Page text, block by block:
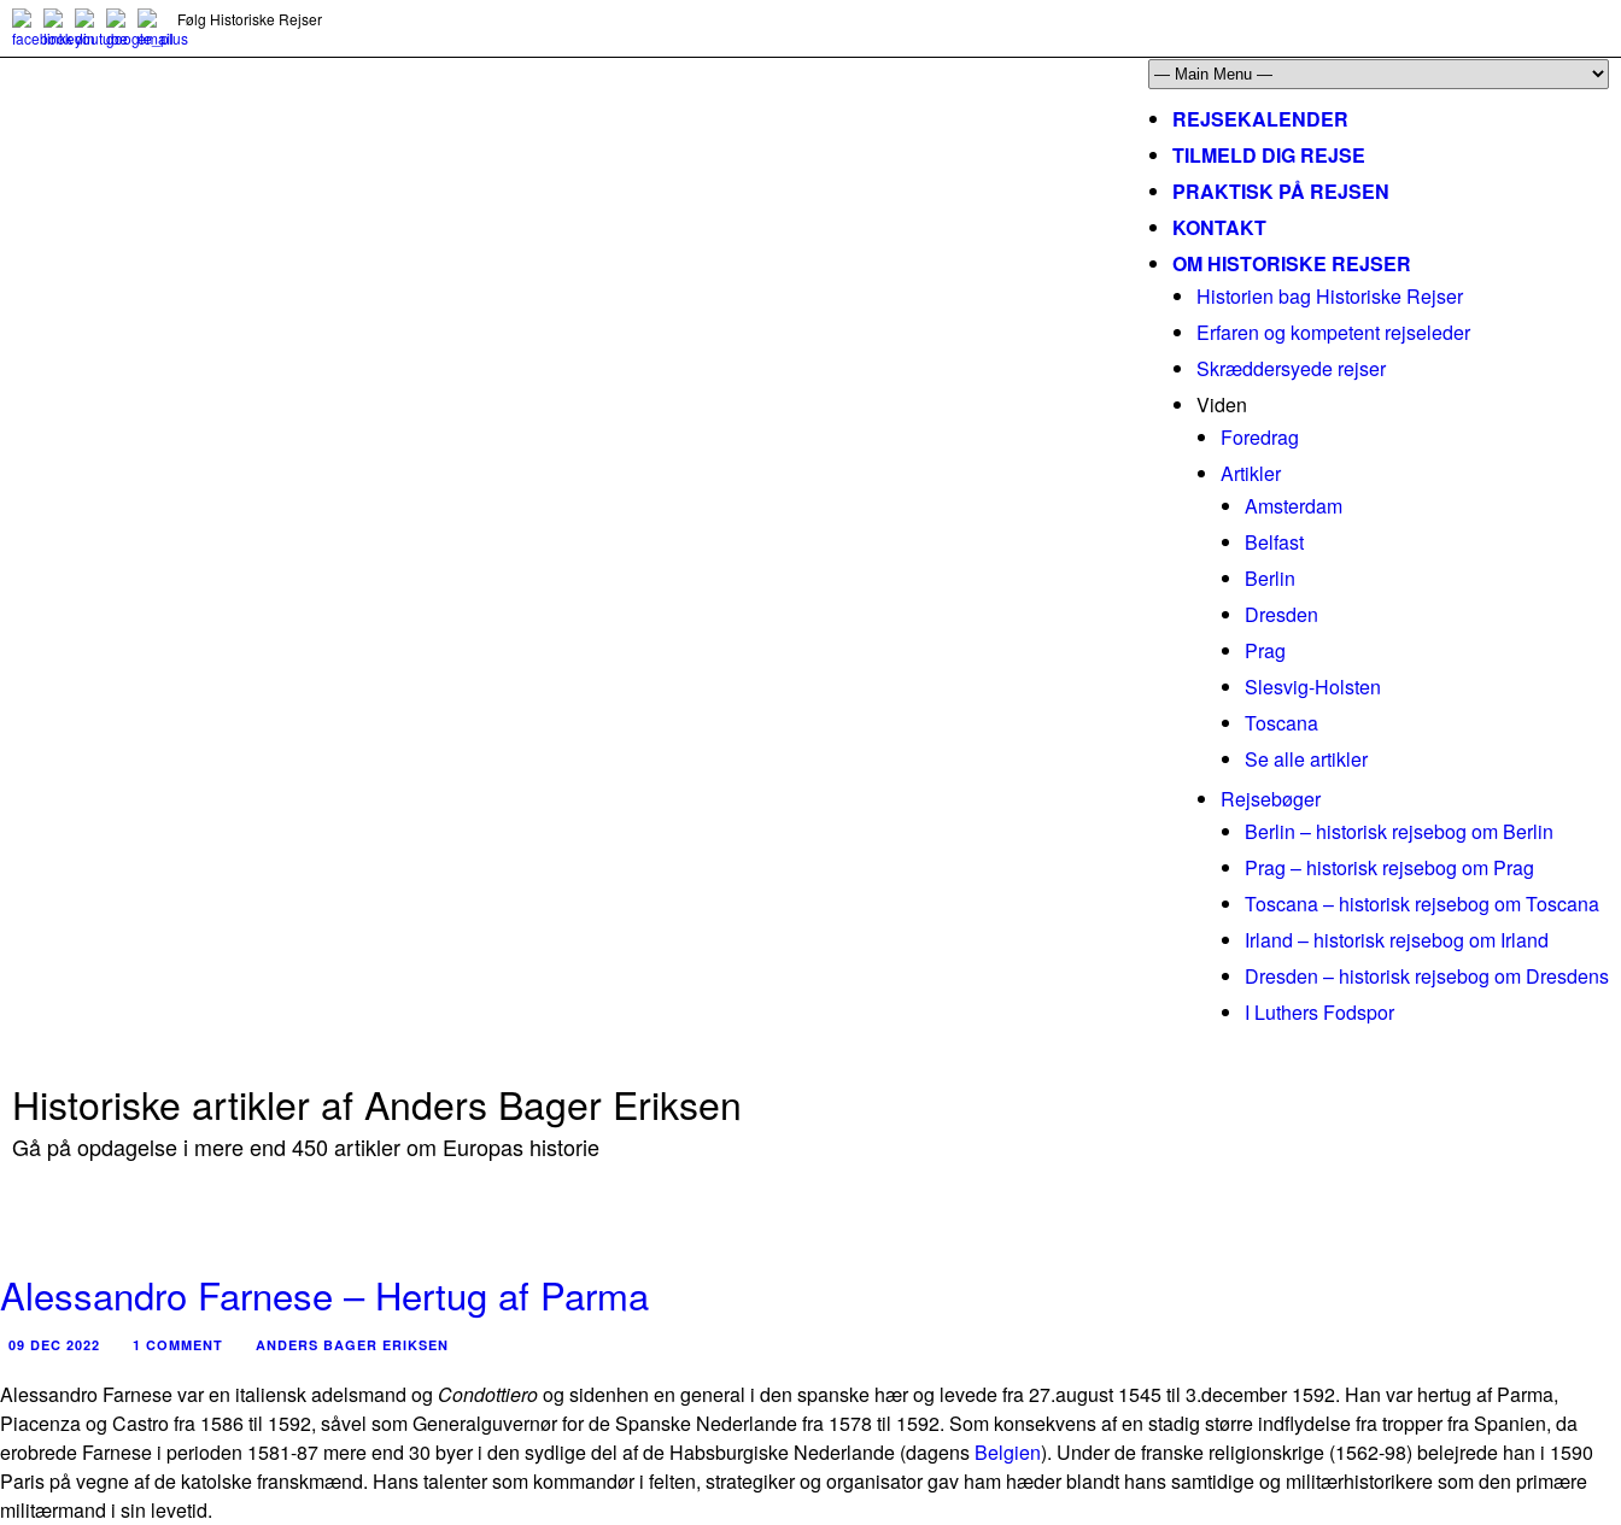
Følg Historiske Rejser
REJSEKALENDER
TILMELD DIG REJSE
PRAKTISK PÅ REJSEN
KONTAKT
OM HISTORISKE REJSER
Historien bag Historiske Rejser
Erfaren og kompetent rejseleder
Skræddersyede rejser
Viden
Foredrag
Artikler
Amsterdam
Belfast
Berlin
Dresden
Prag
Slesvig-Holsten
Toscana
Se alle artikler
Rejsebøger
Berlin – historisk rejsebog om Berlin
Prag – historisk rejsebog om Prag
Toscana – historisk rejsebog om Toscana
Irland – historisk rejsebog om Irland
Dresden – historisk rejsebog om Dresdens
I Luthers Fodspor
Historiske artikler af Anders Bager Eriksen
Gå på opdagelse i mere end 450 artikler om Europas historie
Alessandro Farnese – Hertug af Parma
09 DEC 2022 1 COMMENT ANDERS BAGER ERIKSEN
Alessandro Farnese var en italiensk adelsmand og Condottieroog sidenhen en general i den spanske hær og levede fra 27.august 1545 til 3.december 1592. Han var hertug af Parma,
Piacenza og Castro fra 1586 til 1592, såvel som Generalguvernør for de Spanske Nederlande fra 1578 til 1592. Som konsekvens af en stadig større indflydelse fra tropper fra Spanien, da
erobrede Farnese i perioden 1581-87 mere end 30 byer i den sydlige del af de Habsburgiske Nederlande (dagens Belgien). Under de franske religionskrige (1562-98) belejrede han i 1590
Paris på vegne af de katolske franskmænd. Hans talenter som kommandør i felten, strategiker og organisator gav ham hæder blandt hans samtidige og militærhistorikere som den primære
militærmand i sin levetid.